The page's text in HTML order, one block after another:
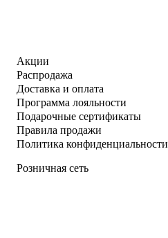
Акции
Распродажа
Доставка и оплата
Программа лояльности
Подарочные сертификаты
Правила продажи
Политика конфиденциальности
Розничная сеть